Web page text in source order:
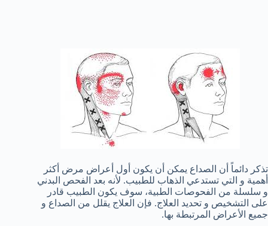
تذكر دائماً أن الصداع يمكن أن يكون أول أعراض مرض أكثر
أهمية و التي تستدعي الذهاب للطبيب. لأنه بعد الفحص البدني
و سلسلة من الفحوصات الطبية، سوف يكون الطبيب قادر
على التشخيص و تحديد العلاج. فإن العلاج يقلل من الصداع و
جميع الأعراض المرتبطة بها.